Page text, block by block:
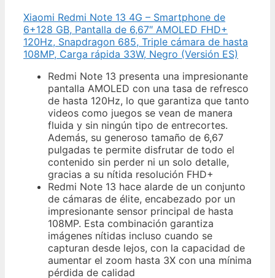
Xiaomi Redmi Note 13 4G – Smartphone de
6+128 GB, Pantalla de 6,67″ AMOLED FHD+
120Hz, Snapdragon 685, Triple cámara de hasta
108MP, Carga rápida 33W, Negro (Versión ES)
Redmi Note 13 presenta una impresionante
pantalla AMOLED con una tasa de refresco
de hasta 120Hz, lo que garantiza que tanto
videos como juegos se vean de manera
fluida y sin ningún tipo de entrecortes.
Además, su generoso tamaño de 6,67
pulgadas te permite disfrutar de todo el
contenido sin perder ni un solo detalle,
gracias a su nítida resolución FHD+
Redmi Note 13 hace alarde de un conjunto
de cámaras de élite, encabezado por un
impresionante sensor principal de hasta
108MP. Esta combinación garantiza
imágenes nítidas incluso cuando se
capturan desde lejos, con la capacidad de
aumentar el zoom hasta 3X con una mínima
pérdida de calidad